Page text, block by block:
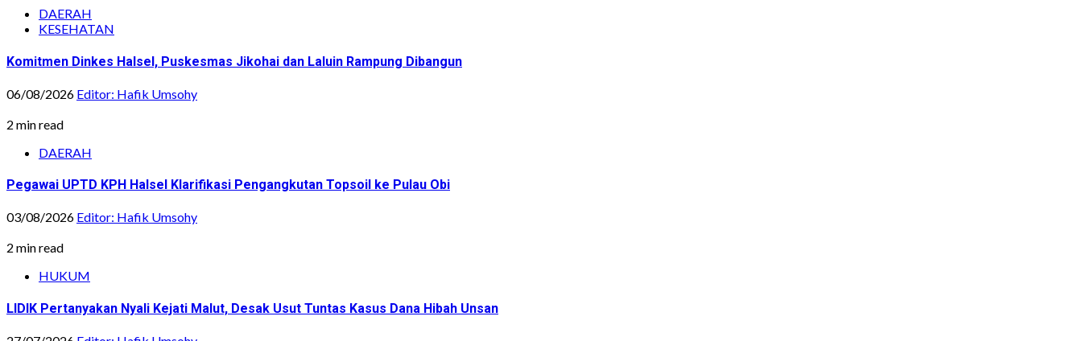
DAERAH
KESEHATAN
Komitmen Dinkes Halsel, Puskesmas Jikohai dan Laluin Rampung Dibangun
06/08/2026 Editor: Hafik Umsohy
2 min read
DAERAH
Pegawai UPTD KPH Halsel Klarifikasi Pengangkutan Topsoil ke Pulau Obi
03/08/2026 Editor: Hafik Umsohy
2 min read
HUKUM
LIDIK Pertanyakan Nyali Kejati Malut, Desak Usut Tuntas Kasus Dana Hibah Unsan